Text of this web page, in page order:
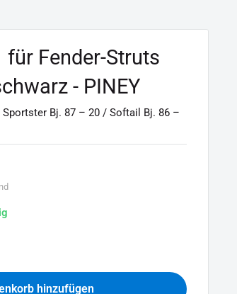
für Fender-Struts
- PINEY
Sportster Bj. 87 – 20 / Softail Bj. 86 –
hinzufügen